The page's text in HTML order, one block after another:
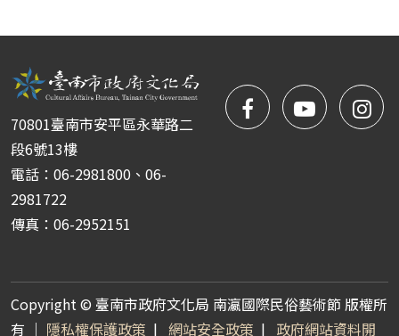
70801臺南市安平區永華路二
段6號13樓
電話：06-2981800、06-
2981722
傳真：06-2952151
facebook
Copyright © 臺南市政府文化局 南瀛國際民俗藝術節 版權所
有 ｜ 隱私權保護政策 | 網站安全政策 | 政府網站資料開